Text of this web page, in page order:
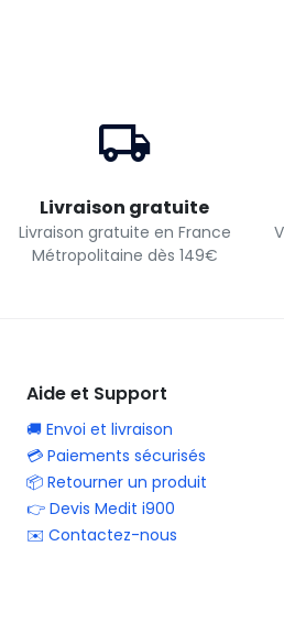
Livraison gratuite
Livraison gratuite en France
Métropolitaine dès 149€
Aide et Support
🚚 Envoi et livraison
💳 Paiements sécurisés
📦 Retourner un produit
👉 Devis Medit i900
✉️ Contactez-nous